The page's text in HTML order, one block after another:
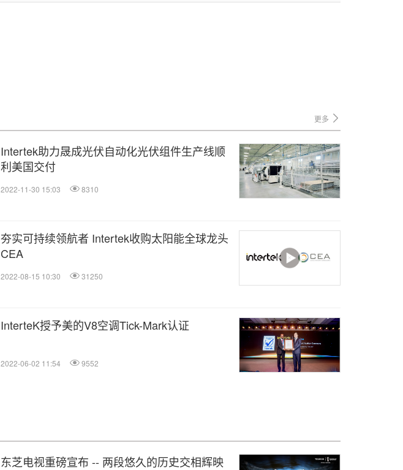
更多
Intertek助力晟成光伏自动化光伏组件生产线顺
利美国交付
2022-11-30 15:03 8310
夯实可持续领航者 Intertek收购太阳能全球龙头
CEA
2022-08-15 10:30 31250
InterteK授予美的V8空调Tick-Mark认证
2022-06-02 11:54 9552
东芝电视重磅宣布 -- 两段悠久的历史交相辉映